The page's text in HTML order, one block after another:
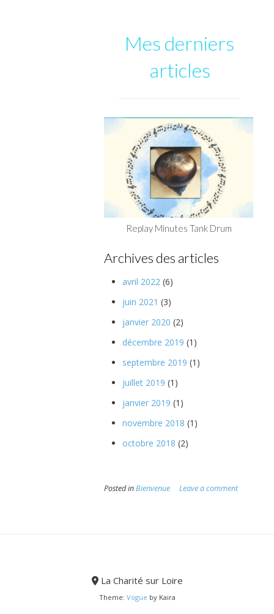
Mes derniers
articles
Replay Minutes Tank Drum
Archives des articles
avril 2022(6)
juin 2021 (3)
janvier 2020 (2)
décembre 2019 (1)
septembre 2019 (1)
juillet 2019 (1)
janvier 2019 (1)
novembre 2018 (1)
octobre 2018 (2)
Posted inBienvenue Leave a comment
La Charité sur Loire
Theme: Vogue by Kaira